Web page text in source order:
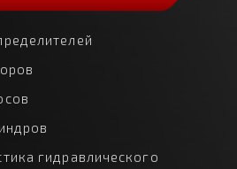
гидравлического